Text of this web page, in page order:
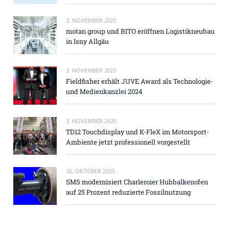
3. NOVEMBER 2025
motan group und BITO eröffnen Logistikneubau
in Isny Allgäu
3. NOVEMBER 2025
Fieldfisher erhält JUVE Award als Technologie-
und Medienkanzlei 2024
3. NOVEMBER 2025
TD12 Touchdisplay und K-FleX im Motorsport-
Ambiente jetzt professionell vorgestellt
30. OKTOBER 2025
SMS modernisiert Charleroier Hubbalkenofen
auf 25 Prozent reduzierte Fossilnutzung